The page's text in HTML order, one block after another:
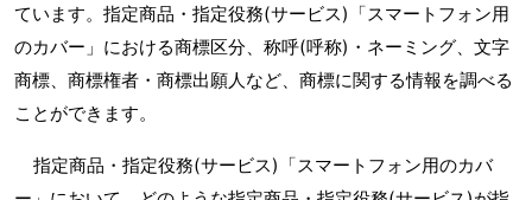
ています。指定商品・指定役務(サービス)「スマートフォン用
のカバー」における商標区分、称呼(呼称)・ネーミング、文字
商標、商標権者・商標出願人など、商標に関する情報を調べる
ことができます。
指定商品・指定役務(サービス)「スマートフォン用のカバ